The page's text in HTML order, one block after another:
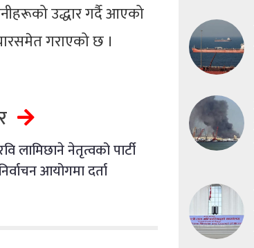
उद्धार गर्दै आएको
गराएको छ ।
लामिछाने नेतृत्वको पार्टी
आयोगमा दर्ता